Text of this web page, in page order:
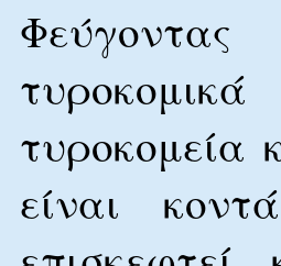
τυροκομεία
είναι